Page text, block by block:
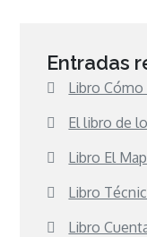
Entradas
Libro
El libro de
Libro El
Libro
Libro